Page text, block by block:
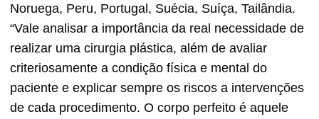
Noruega, Peru, Portugal, Suécia, Suíça, Tailândia.
“Vale analisar a importância da real necessidade de
realizar uma cirurgia plástica, além de avaliar
criteriosamente a condição física e mental do
paciente e explicar sempre os riscos a intervenções
de cada procedimento. O corpo perfeito é aquele